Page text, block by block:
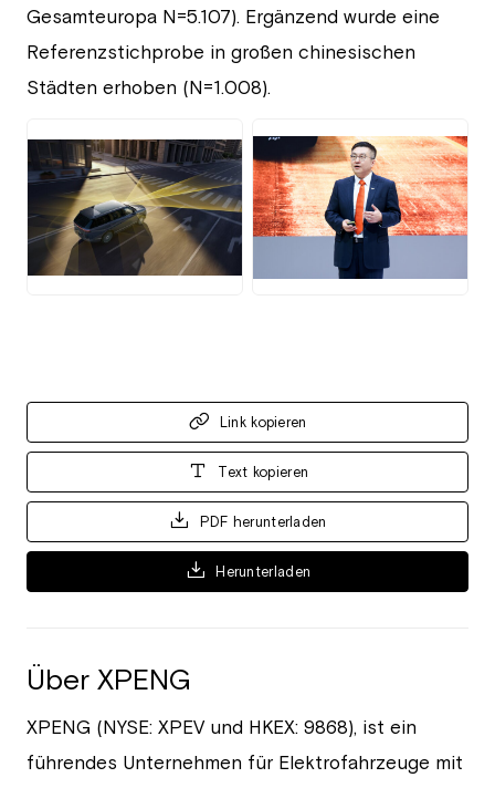
Gesamteuropa N=5.107). Ergänzend wurde eine
Referenzstichprobe in großen chinesischen
Städten erhoben (N=1.008).
JPG
Link kopieren
Text kopieren
PDF herunterladen
Herunterladen
Über XPENG
XPENG (NYSE: XPEV und HKEX: 9868), ist ein
führendes Unternehmen für Elektrofahrzeuge mit